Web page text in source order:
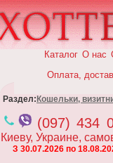
Каталог О нас
Оплата,
Раздел: Кошельки,
(097) 434
Киеву, Украине,
З 30.07.2026 по